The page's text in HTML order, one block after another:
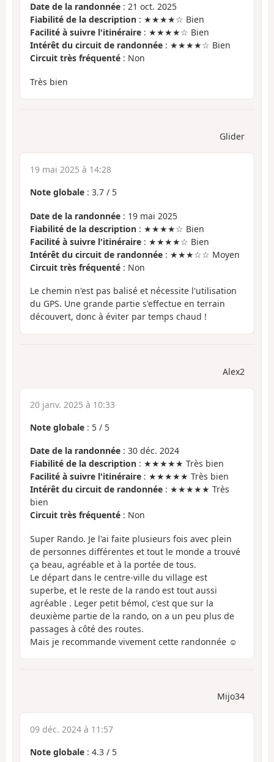
Date de la randonnée : 21 oct. 2025
Fiabilité de la description : ★★★★☆ Bien
Facilité à suivre l'itinéraire : ★★★★☆ Bien
Intérêt du circuit de randonnée : ★★★★☆ Bien
Circuit très fréquenté : Non
Très bien
Glider
19 mai 2025 à 14:28
Note globale : 3.7 / 5
Date de la randonnée : 19 mai 2025
Fiabilité de la description : ★★★★☆ Bien
Facilité à suivre l'itinéraire : ★★★★☆ Bien
Intérêt du circuit de randonnée : ★★★☆☆ Moyen
Circuit très fréquenté : Non
Le chemin n'est pas balisé et nécessite l'utilisation
du GPS. Une grande partie s'effectue en terrain
découvert, donc à éviter par temps chaud !
Alex2
20 janv. 2025 à 10:33
Note globale : 5 / 5
Date de la randonnée : 30 déc. 2024
Fiabilité de la description : ★★★★★ Très bien
Facilité à suivre l'itinéraire : ★★★★★ Très bien
Intérêt du circuit de randonnée : ★★★★★ Très
bien
Circuit très fréquenté : Non
Super Rando. Je l'ai faite plusieurs fois avec plein
de personnes différentes et tout le monde a trouvé
ça beau, agréable et à la portée de tous.
Le départ dans le centre-ville du village est
superbe, et le reste de la rando est tout aussi
agréable . Leger petit bémol, c'est que sur la
deuxième partie de la rando, on a un peu plus de
passages à côté des routes.
Mais je recommande vivement cette randonnée ☺️
Mijo34
09 déc. 2024 à 11:57
Note globale : 4.3 / 5